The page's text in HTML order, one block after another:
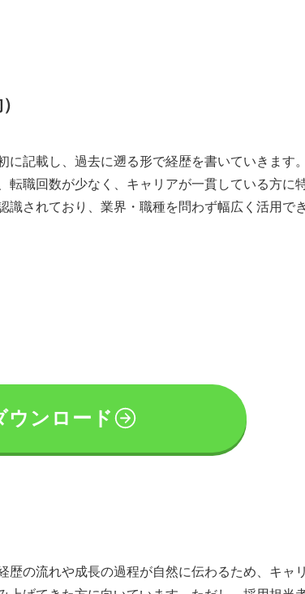
に記載し、過去に遡る形で経歴を書いていきます
転職回数が少なく、キャリアが一貫している方に
識されており、業界・職種を問わず幅広く活用で
ウンロード
歴の流れや成長の過程が自然に伝わるため、キャ